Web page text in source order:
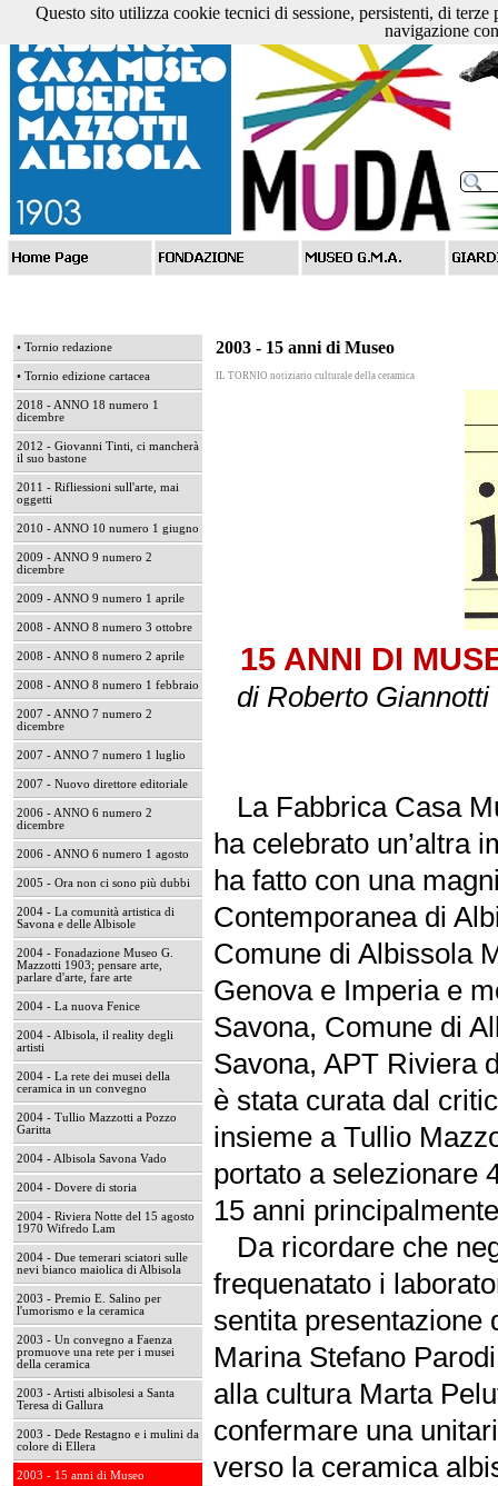
• Tornio redazione
• Tornio edizione cartacea
2018 - ANNO 18 numero 1
dicembre
2012 - Giovanni Tinti, ci mancherà
il suo bastone
2011 - Rifliessioni sull'arte, mai
oggetti
2010 - ANNO 10 numero 1 giugno
2009 - ANNO 9 numero 2
dicembre
2009 - ANNO 9 numero 1 aprile
2008 - ANNO 8 numero 3 ottobre
2008 - ANNO 8 numero 2 aprile
2008 - ANNO 8 numero 1 febbraio
2007 - ANNO 7 numero 2
dicembre
2007 - ANNO 7 numero 1 luglio
2007 - Nuovo direttore editoriale
2006 - ANNO 6 numero 2
dicembre
2006 - ANNO 6 numero 1 agosto
2005 - Ora non ci sono più dubbi
2004 - La comunità artistica di
Savona e delle Albisole
2004 - Fonadazione Museo G.
Mazzotti 1903; pensare arte,
parlare d'arte, fare arte
2004 - La nuova Fenice
2004 - Albisola, il reality degli
artisti
2004 - La rete dei musei della
ceramica in un convegno
2004 - Tullio Mazzotti a Pozzo
Garitta
2004 - Albisola Savona Vado
2004 - Dovere di storia
2004 - Riviera Notte del 15 agosto
1970 Wifredo Lam
2004 - Due temerari sciatori sulle
nevi bianco maiolica di Albisola
2003 - Premio E. Salino per
l'umorismo e la ceramica
2003 - Un convegno a Faenza
promuove una rete per i musei
della ceramica
2003 - Artisti albisolesi a Santa
Teresa di Gallura
2003 - Dede Restagno e i mulini da
colore di Ellera
2003 - 15 anni di Museo
2003 - 15 anni di Museo
IL TORNIO notiziario culturale della ceramica
15 ANNI DI
di Roberto
La Fabbrica Casa
ha celebrato un’altra
ha fatto con una
Contemporanea di
Comune di Albissola
Genova e Imperia e
Savona, Comune di
Savona, APT Riviera
è stata curata dal
insieme a Tullio
portato a selezionare
15 anni
Da ricordare che
frequenatato i
sentita presentazione
Marina Stefano
alla cultura Marta
confermare una
verso la ceramica
Questo sito utilizza cookie tecnici di sessione, persistenti, di
navigazione